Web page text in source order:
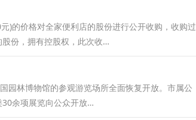
)的价格对全家便利店的股份进行公开收购，收购过
份，拥有控股权，此次收…
园林博物馆的参观游览场所全面恢复开放。市属公
余项展览向公众开放…